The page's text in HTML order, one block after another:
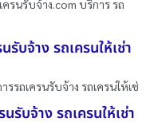
รนรับจ้าง.com บริการ รถ
รับจ้าง รถเครนให้เช่า
รถเครนรับจ้าง รถเครนให้เช่
รับจ้าง รถเครนให้เช่า